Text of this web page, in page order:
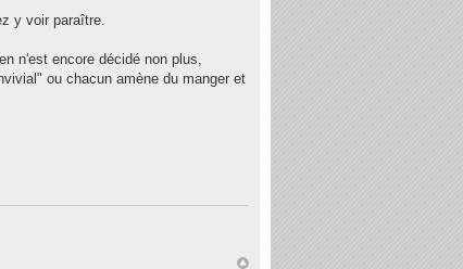
y voir paraître.
n'est encore décidé non plus,
ou chacun amène du manger et